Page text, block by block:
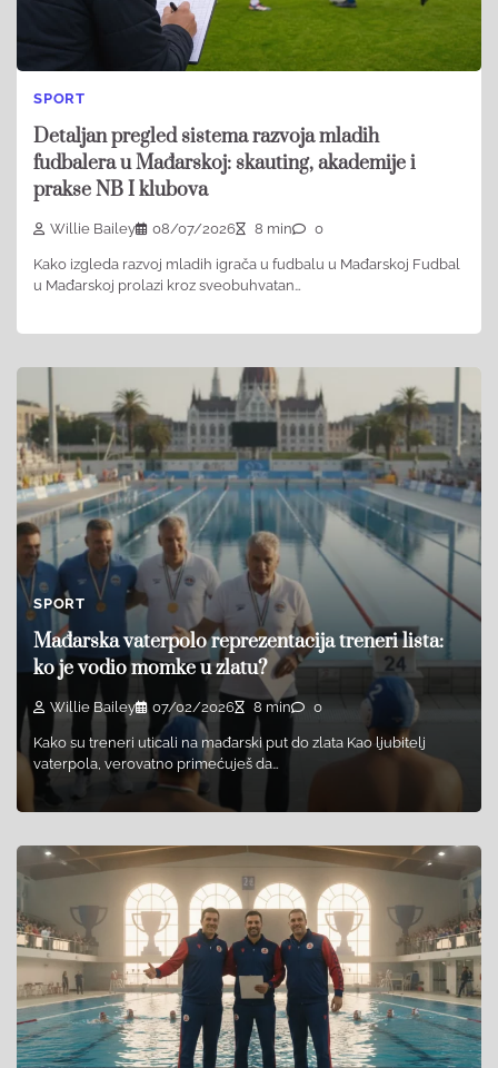
SPORT
Detaljan pregled sistema razvoja mladih
fudbalera u Mađarskoj: skauting, akademije i
prakse NB I klubova
Willie Bailey 08/07/2026 8 min 0
Kako izgleda razvoj mladih igrača u fudbalu u Mađarskoj Fudbal
u Mađarskoj prolazi kroz sveobuhvatan…
SPORT
Mađarska vaterpolo reprezentacija treneri lista:
ko je vodio momke u zlatu?
Willie Bailey 07/02/2026 8 min 0
Kako su treneri uticali na mađarski put do zlata Kao ljubitelj
vaterpola, verovatno primećuješ da…